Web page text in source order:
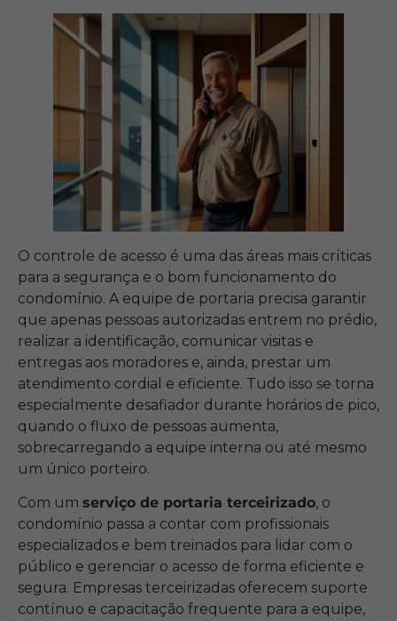
O controle de acesso é uma das áreas mais críticas
para a segurança e o bom funcionamento do
condomínio. A equipe de portaria precisa garantir
que apenas pessoas autorizadas entrem no prédio,
realizar a identificação, comunicar visitas e
entregas aos moradores e, ainda, prestar um
atendimento cordial e eficiente. Tudo isso se torna
especialmente desafiador durante horários de pico,
quando o fluxo de pessoas aumenta,
sobrecarregando a equipe interna ou até mesmo
um único porteiro.
Com um serviço de portaria terceirizado, o
condomínio passa a contar com profissionais
especializados e bem treinados para lidar com o
público e gerenciar o acesso de forma eficiente e
segura. Empresas terceirizadas oferecem suporte
contínuo e capacitação frequente para a equipe,